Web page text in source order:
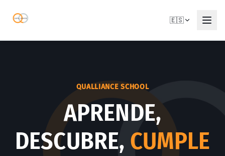
🇪🇸
QUALLIANCE SCHOOL
APRENDE,
DESCUBRE, CUMPLE